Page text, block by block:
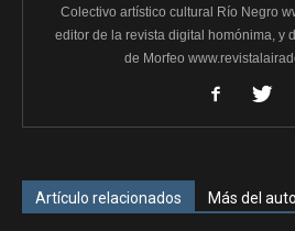
Colectivo artístico cultural Río Negro
editor de la revista digital homónima, y
de Morfeo
Artículo relacionados Más del